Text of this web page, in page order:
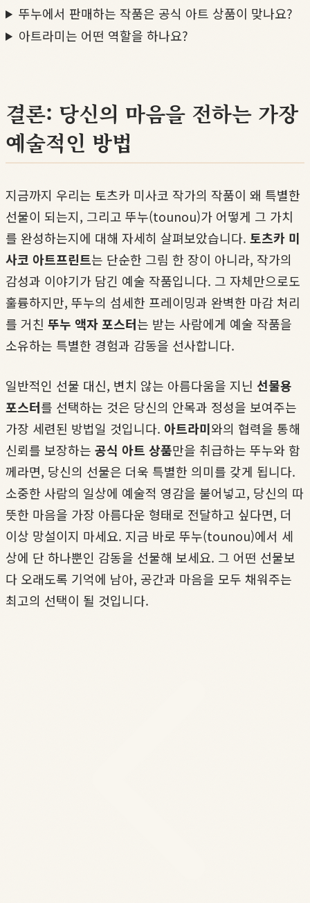
뚜누에서 판매하는 작품은 공식 아트 상품이 맞나요?
아트라미는 어떤 역할을 하나요?
결론: 당신의 마음을 전하는 가장
예술적인 방법
지금까지 우리는 토츠카 미사코 작가의 작품이 왜 특별한
선물이 되는지, 그리고 뚜누(tounou)가 어떻게 그 가치
를 완성하는지에 대해 자세히 살펴보았습니다. 토츠카 미
사코 아트프린트는 단순한 그림 한 장이 아니라, 작가의
감성과 이야기가 담긴 예술 작품입니다. 그 자체만으로도
훌륭하지만, 뚜누의 섬세한 프레이밍과 완벽한 마감 처리
를 거친 뚜누 액자 포스터는 받는 사람에게 예술 작품을
소유하는 특별한 경험과 감동을 선사합니다.
일반적인 선물 대신, 변치 않는 아름다움을 지닌 선물용
포스터를 선택하는 것은 당신의 안목과 정성을 보여주는
가장 세련된 방법일 것입니다. 아트라미와의 협력을 통해
신뢰를 보장하는 공식 아트 상품만을 취급하는 뚜누와 함
께라면, 당신의 선물은 더욱 특별한 의미를 갖게 됩니다.
소중한 사람의 일상에 예술적 영감을 불어넣고, 당신의 따
뜻한 마음을 가장 아름다운 형태로 전달하고 싶다면, 더
이상 망설이지 마세요. 지금 바로 뚜누(tounou)에서 세
상에 단 하나뿐인 감동을 선물해 보세요. 그 어떤 선물보
다 오래도록 기억에 남아, 공간과 마음을 모두 채워주는
최고의 선택이 될 것입니다.